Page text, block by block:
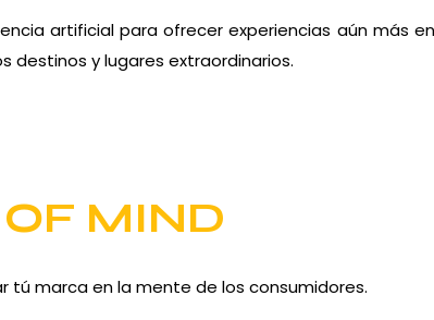
artificial para ofrecer experiencias aún más
destinos y lugares extraordinarios.
MIND
tú marca en la mente de los consumidores.